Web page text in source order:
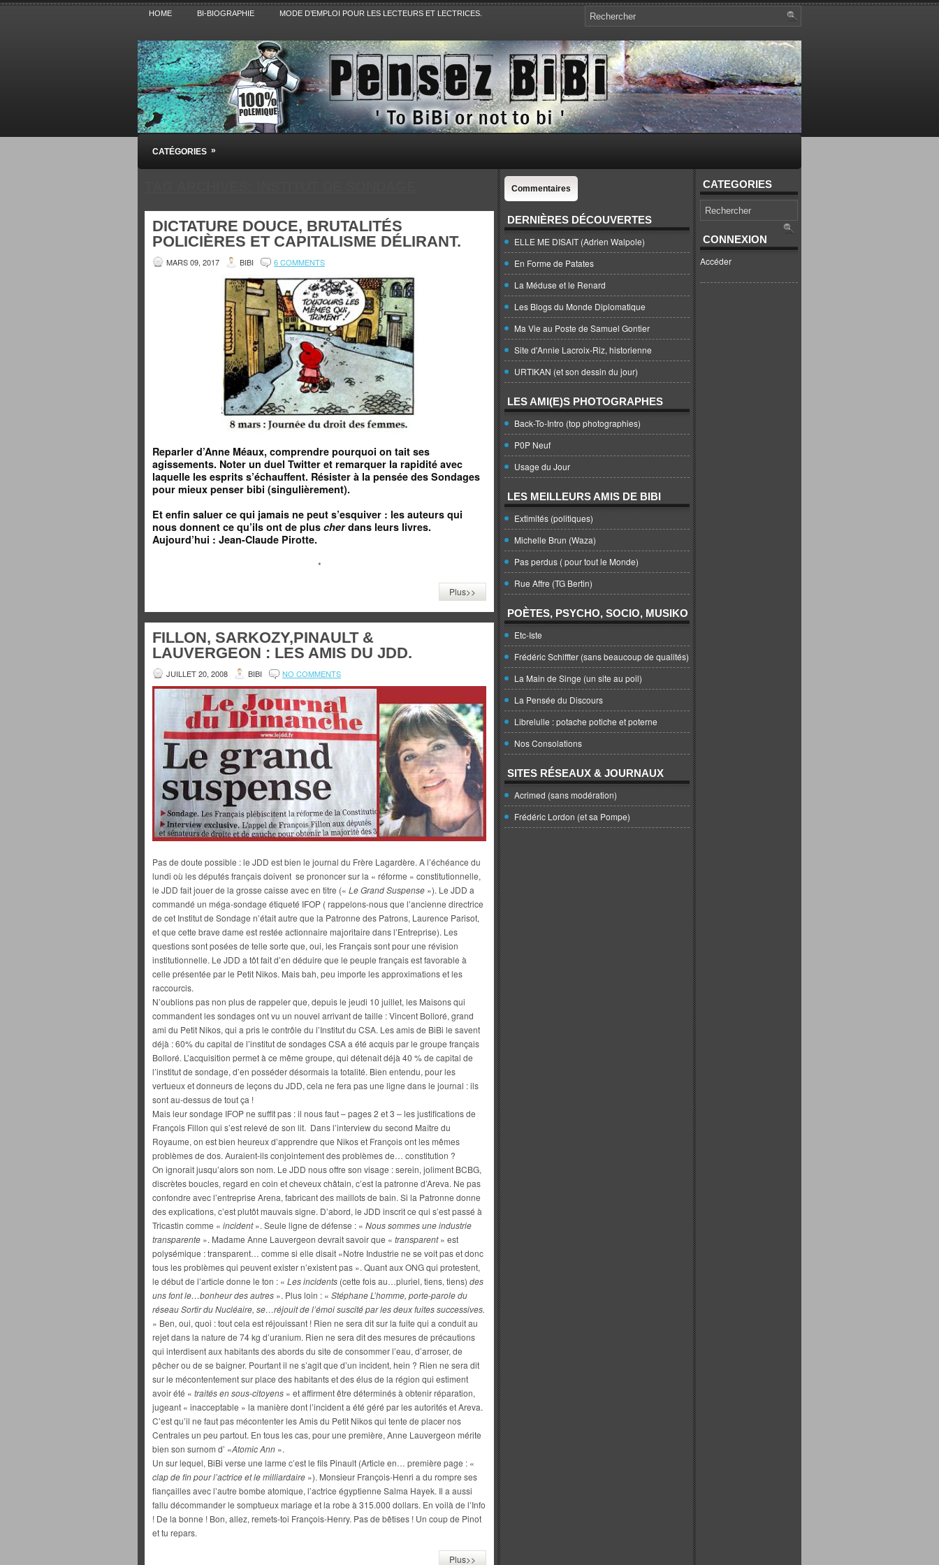
HOME BI-BIOGRAPHIE MODE D’EMPLOI POUR LES LECTEURS ET LECTRICES.
Pensez BiBi
Blog polémique sur l'Actualité, la Culture, la Politique, le Sport,. Avec Revue de presse et de blogs.
CATÉGORIES »
DICTATURE DOUCE, BRUTALITÉS
POLICIÈRES ET CAPITALISME DÉLIRANT.
MARS 09, 2017 BIBI 6 COMMENTS
Reparler d’Anne Méaux, comprendre pourquoi on tait ses
agissements. Noter un duel Twitter et remarquer la rapidité avec
laquelle les esprits s’échauffent. Résister à la pensée des Sondages
pour mieux penser bibi (singulièrement).
Et enfin saluer ce qui jamais ne peut s’esquiver : les auteurs qui
nous donnent ce qu’ils ont de plus cherdans leurs livres.
Aujourd’hui : Jean-Claude Pirotte.
*
Plus>>
FILLON, SARKOZY,PINAULT &
LAUVERGEON : LES AMIS DU JDD.
JUILLET 20, 2008 BIBI NO COMMENTS
Pas de doute possible : le JDD est bien le journal du Frère Lagardère. A l’échéance du
lundi où les députés français doivent se prononcer sur la « réforme » constitutionnelle,
le JDD fait jouer de la grosse caisse avec en titre (« Le Grand Suspense »). Le JDD a
commandé un méga-sondage étiqueté IFOP ( rappelons-nous que l’ancienne directrice
de cet Institut de Sondage n’était autre que la Patronne des Patrons, Laurence Parisot,
et que cette brave dame est restée actionnaire majoritaire dans l’Entreprise). Les
questions sont posées de telle sorte que, oui, les Français sont pour une révision
institutionnelle. Le JDD a tôt fait d’en déduire que le peuple français est favorable à
celle présentée par le Petit Nikos. Mais bah, peu importe les approximations et les
raccourcis.
N’oublions pas non plus de rappeler que, depuis le jeudi 10 juillet, les Maisons qui
commandent les sondages ont vu un nouvel arrivant de taille : Vincent Bolloré, grand
ami du Petit Nikos, qui a pris le contrôle du l’Institut du CSA. Les amis de BiBi le savent
déjà : 60% du capital de l’institut de sondages CSA a été acquis par le groupe français
Bolloré. L’acquisition permet à ce même groupe, qui détenait déjà 40 % de capital de
l’institut de sondage, d’en posséder désormais la totalité. Bien entendu, pour les
vertueux et donneurs de leçons du JDD, cela ne fera pas une ligne dans le journal : ils
sont au-dessus de tout ça !
Mais leur sondage IFOP ne suffit pas : il nous faut – pages 2 et 3 – les justifications de
François Fillon qui s’est relevé de son lit. Dans l’interview du second Maître du
Royaume, on est bien heureux d’apprendre que Nikos et François ont les mêmes
problèmes de dos. Auraient-ils conjointement des problèmes de… constitution ?
On ignorait jusqu’alors son nom. Le JDD nous offre son visage : serein, joliment BCBG,
discrètes boucles, regard en coin et cheveux châtain, c’est la patronne d’Areva. Ne pas
confondre avec l’entreprise Arena, fabricant des maillots de bain. Si la Patronne donne
des explications, c’est plutôt mauvais signe. D’abord, le JDD inscrit ce qui s’est passé à
Tricastin comme « incident». Seule ligne de défense : « Nous sommes une industrie
transparente ». Madame Anne Lauvergeon devrait savoir que « transparent» est
polysémique : transparent… comme si elle disait «Notre Industrie ne se voit pas et donc
tous les problèmes qui peuvent exister n’existent pas ». Quant aux ONG qui protestent,
le début de l’article donne le ton : « Les incidents (cette fois au…pluriel, tiens, tiens) des
uns font le…bonheur des autres ». Plus loin : « Stéphane L’homme, porte-parole du
réseau Sortir du Nucléaire, se…réjouit de l’émoi suscité par les deux fuites successives.
» Ben, oui, quoi : tout cela est réjouissant ! Rien ne sera dit sur la fuite qui a conduit au
rejet dans la nature de 74 kg d’uranium. Rien ne sera dit des mesures de précautions
qui interdisent aux habitants des abords du site de consommer l’eau, d’arroser, de
pêcher ou de se baigner. Pourtant il ne s’agit que d’un incident, hein ? Rien ne sera dit
sur le mécontentement sur place des habitants et des élus de la région qui estiment
avoir été « traités en sous-citoyens » et affirment être déterminés à obtenir réparation,
jugeant « inacceptable » la manière dont l’incident a été géré par les autorités et Areva.
C’est qu’il ne faut pas mécontenter les Amis du Petit Nikos qui tente de placer nos
Centrales un peu partout. En tous les cas, pour une première, Anne Lauvergeon mérite
bien son surnom d’ «Atomic Ann ».
Un sur lequel, BiBi verse une larme c’est le fils Pinault (Article en… première page : «
clap de fin pour l’actrice et le milliardaire »). Monsieur François-Henri a du rompre ses
fiançailles avec l’autre bombe atomique, l’actrice égyptienne Salma Hayek. Il a aussi
fallu décommander le somptueux mariage et la robe à 315.000 dollars. En voilà de l’Info
! De la bonne ! Bon, allez, remets-toi François-Henry. Pas de bêtises ! Un coup de Pinot
et tu repars.
Plus>>
Commentaires
DERNIÈRES DÉCOUVERTES
ELLE ME DISAIT (Adrien Walpole)
En Forme de Patates
La Méduse et le Renard
Les Blogs du Monde Diplomatique
Ma Vie au Poste de Samuel Gontier
Site d'Annie Lacroix-Riz, historienne
URTIKAN (et son dessin du jour)
LES AMI(E)S PHOTOGRAPHES
Back-To-Intro (top photographies)
P0P Neuf
Usage du Jour
LES MEILLEURS AMIS DE BIBI
Extimités (politiques)
Michelle Brun (Waza)
Pas perdus ( pour tout le Monde)
Rue Affre (TG Bertin)
POÈTES, PSYCHO, SOCIO, MUSIKO
Etc-Iste
Frédéric Schiffter (sans beaucoup de qualités)
La Main de Singe (un site au poil)
La Pensée du Discours
Librelulle : potache potiche et poterne
Nos Consolations
SITES RÉSEAUX & JOURNAUX
Acrimed (sans modération)
Frédéric Lordon (et sa Pompe)
CATEGORIES
CONNEXION
Accéder